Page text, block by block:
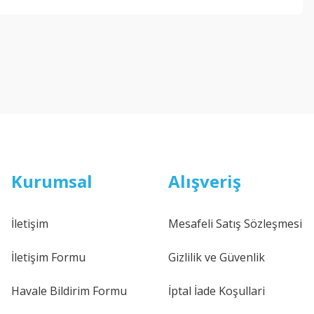
Kurumsal
İletişim
İletişim Formu
Havale Bildirim Formu
Alışveriş
Mesafeli Satış Sözleşmesi
Gizlilik ve Güvenlik
İptal İade Koşullari